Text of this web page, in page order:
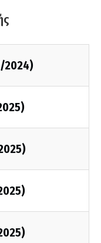
2024)